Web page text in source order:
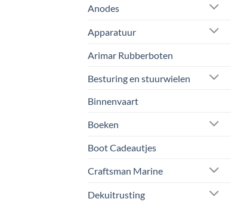
Anodes
Apparatuur
Arimar Rubberboten
Besturing en stuurwielen
Binnenvaart
Boeken
Boot Cadeautjes
Craftsman Marine
Dekuitrusting